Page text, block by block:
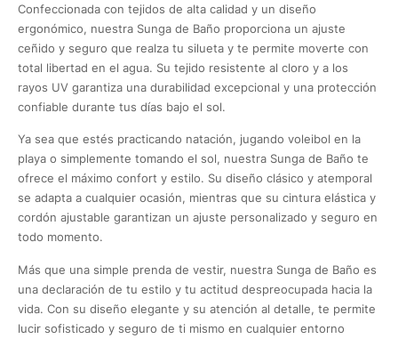
Confeccionada con tejidos de alta calidad y un diseño
ergonómico, nuestra Sunga de Baño proporciona un ajuste
ceñido y seguro que realza tu silueta y te permite moverte con
total libertad en el agua. Su tejido resistente al cloro y a los
rayos UV garantiza una durabilidad excepcional y una protección
confiable durante tus días bajo el sol.
Ya sea que estés practicando natación, jugando voleibol en la
playa o simplemente tomando el sol, nuestra Sunga de Baño te
ofrece el máximo confort y estilo. Su diseño clásico y atemporal
se adapta a cualquier ocasión, mientras que su cintura elástica y
cordón ajustable garantizan un ajuste personalizado y seguro en
todo momento.
Más que una simple prenda de vestir, nuestra Sunga de Baño es
una declaración de tu estilo y tu actitud despreocupada hacia la
vida. Con su diseño elegante y su atención al detalle, te permite
lucir sofisticado y seguro de ti mismo en cualquier entorno